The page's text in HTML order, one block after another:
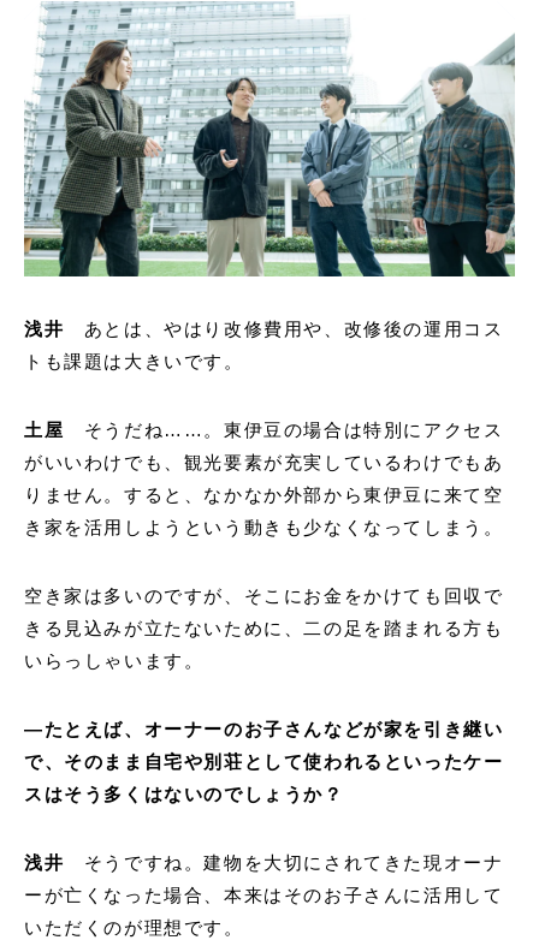
浅井
あとは、やはり改修費用や、改修後の運用コス
トも課題は大きいです。
土屋
そうだね……。東伊豆の場合は特別にアクセス
がいいわけでも、観光要素が充実しているわけでもあ
りません。すると、なかなか外部から東伊豆に来て空
き家を活用しようという動きも少なくなってしまう。
空き家は多いのですが、そこにお金をかけても回収で
きる見込みが立たないために、二の足を踏まれる方も
いらっしゃいます。
―たとえば、オーナーのお子さんなどが家を引き継い
で、そのまま自宅や別荘として使われるといったケー
スはそう多くはないのでしょうか？
浅井
そうですね。建物を大切にされてきた現オーナ
ーが亡くなった場合、本来はそのお子さんに活用して
いただくのが理想です。